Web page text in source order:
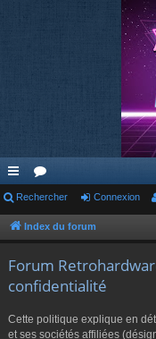
cc
ès
or
u
s
Rechercher Connexion
Index du forum
Forum
confidentialité
Cette politique explique en
et ses sociétés affiliées